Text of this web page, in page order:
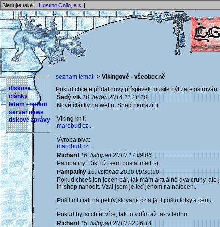
Sledujte také : Hosting Onlio, a.s. |
diskuse
články
letem - netem
server news
tiskové zprávy
seznam témat-> Vikingové - všeobecně
Pokud chcete přidat nový příspěvek musíte být
Šedý vlk 10. leden 2014 11:20:10
Nové články na webu. Snad neurazí :)
Viking knit:
marobud.cz...
Výroba piva:
marobud.cz...
Richard 16. listopad 2010 17:09:06
Pampaliny: Dík, už jsem poslal mail.:-)
Pampalíny 16. listopad 2010 09:35:50
Pokud chceš jen jeden pár, tak mám aktuálně dva druhy,
lh-shop nahodit. Vzal jsem je teď jenom na nafocení.
Pošli mi mail na petr(v)slovane.cz a já ti pošlu fotky a cenu.
Pokud by jsi chtěl více, tak to vidím až tak v lednu.
Richard 15. listopad 2010 22:26:14